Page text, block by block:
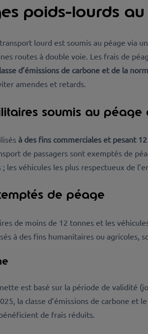
poids-lourds
lourd est soumis au péage via
routes à double voie. Les frais de
d’émissions de carbone et de la
amendes et retards.
soumis au
à des fins commerciales et pesant
de passagers sont exemptés de
; les véhicules les plus respectueux de
de péage
de moins de 12 tonnes et les
à des fins humanitaires ou agricoles,
est basé sur la période de validité
la classe d’émissions de carbone
de frais réduits.